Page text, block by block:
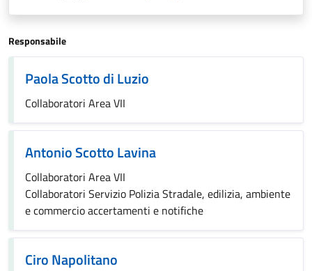
Responsabile
Paola Scotto di Luzio
Collaboratori Area VII
Antonio Scotto Lavina
Collaboratori Area VII
Collaboratori Servizio Polizia Stradale, edilizia, ambiente
e commercio accertamenti e notifiche
Ciro Napolitano